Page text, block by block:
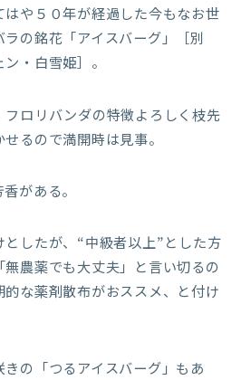
はや５０年が経過した今もなお世
の銘花「アイスバーグ」［別
・白雪姫］。
ロリバンダの特徴よろしく枝先
るので満開時は見事。
がある。
したが、“中級者以上”とした方
農薬でも大丈夫」と言い切るの
な薬剤散布がおススメ、と付け
の「つるアイスバーグ」もあ